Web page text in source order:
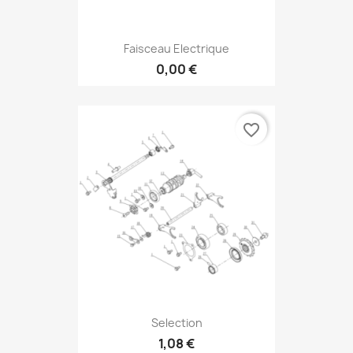
Faisceau Electrique
0,00 €
Selection
1,08 €
favorite_border